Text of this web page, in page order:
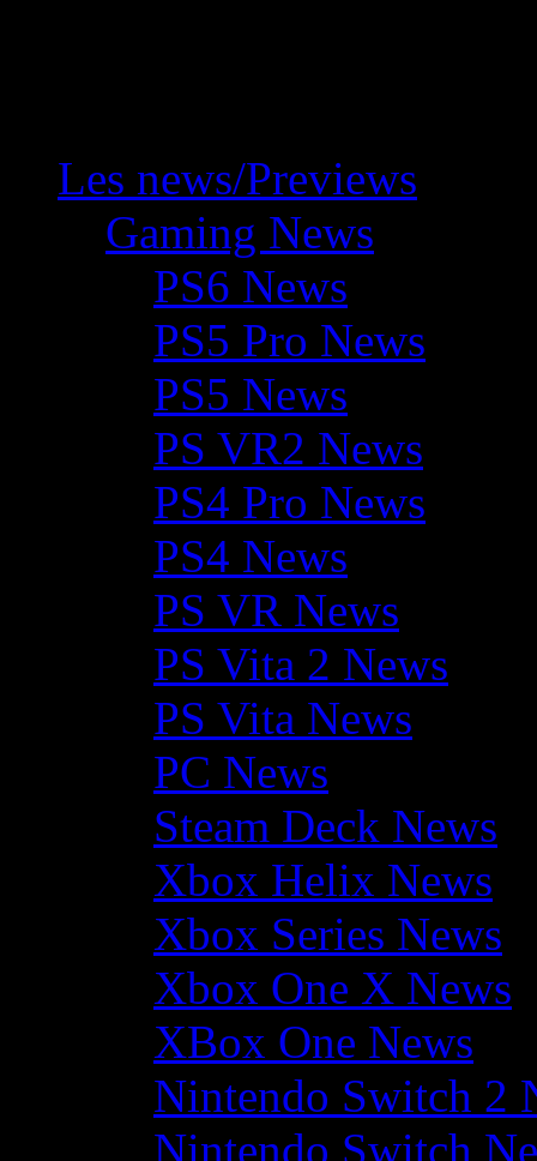
Les news/Previews
Gaming News
PS6 News
PS5 Pro News
PS5 News
PS VR2 News
PS4 Pro News
PS4 News
PS VR News
PS Vita 2 News
PS Vita News
PC News
Steam Deck News
Xbox Helix News
Xbox Series News
Xbox One X News
XBox One News
Nintendo Switch 2
Nintendo Switch